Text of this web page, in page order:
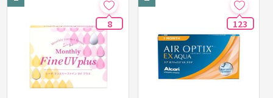
8 123